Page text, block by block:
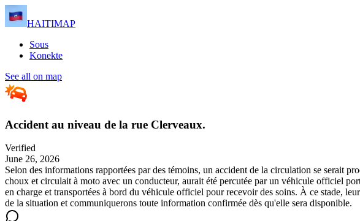
HAITIMAP
Sous
Konekte
See all on map
Accident au niveau de la rue Clerveaux.
Verified
June 26, 2026
Selon des informations rapportées par des témoins, un accident de la circulation se serait
choux et circulait à moto avec un conducteur, aurait été percutée par un véhicule officiel
en charge et transportées à bord du véhicule officiel pour recevoir des soins. À ce stade,
de la situation et communiquerons toute information confirmée dès qu'elle sera disponible.